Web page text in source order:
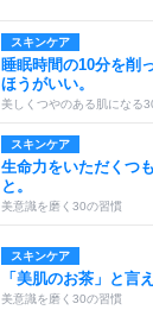
スキンケア
睡眠時間の10分を削
ほうがいい。
美しくつやのある肌になる
スキンケア
生命力をいただくつ
と。
美意識を磨く30の習慣
スキンケア
「美肌のお茶」と言
美意識を磨く30の習慣